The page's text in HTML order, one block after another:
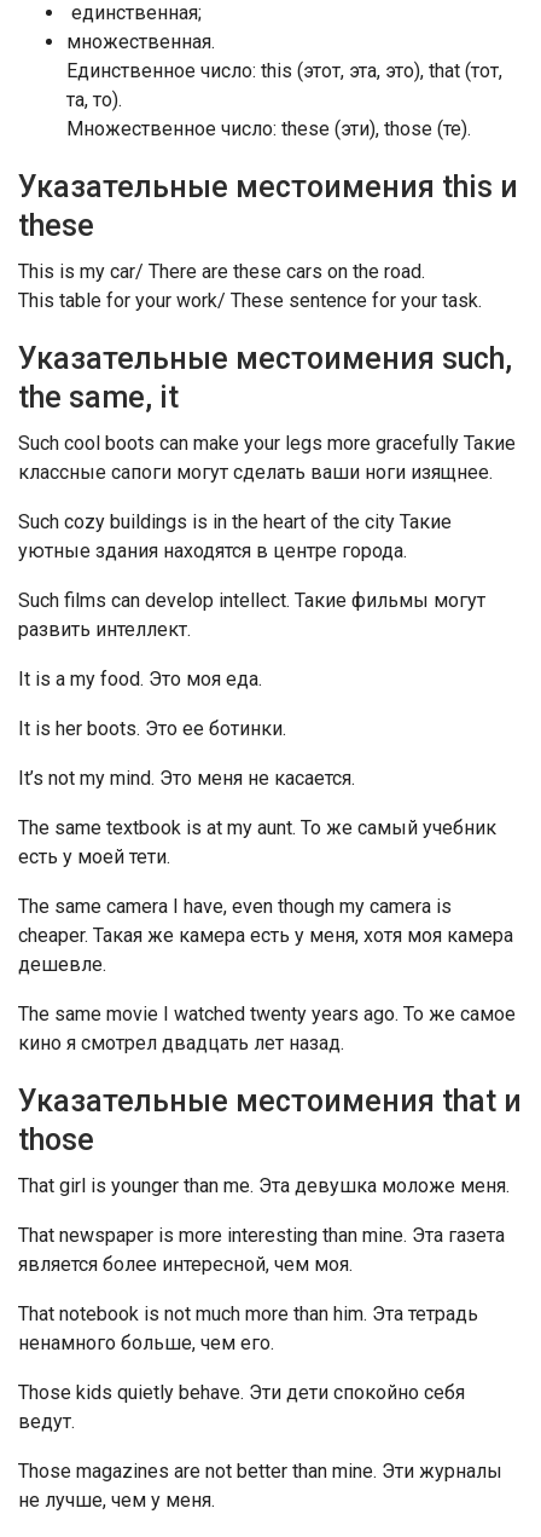
единственная;
множественная.
Единственное число: this (этот, эта, это), that (тот,
та, то).
Множественное число: these (эти), those (те).
Указательные местоимения this и
these
This is my car/ There are these cars on the road.
This table for your work/ These sentence for your task.
Указательные местоимения such,
the same, it
Such cool boots can make your legs more gracefully Такие
классные сапоги могут сделать ваши ноги изящнее.
Such cozy buildings is in the heart of the city Такие
уютные здания находятся в центре города.
Such films can develop intellect. Такие фильмы могут
развить интеллект.
It is a my food. Это моя еда.
It is her boots. Это ее ботинки.
It’s not my mind. Это меня не касается.
The same textbook is at my aunt. То же самый учебник
есть у моей тети.
The same camera I have, even though my camera is
cheaper. Такая же камера есть у меня, хотя моя камера
дешевле.
The same movie I watched twenty years ago. То же самое
кино я смотрел двадцать лет назад.
Указательные местоимения that и
those
That girl is younger than me. Эта девушка моложе меня.
That newspaper is more interesting than mine. Эта газета
является более интересной, чем моя.
That notebook is not much more than him. Эта тетрадь
ненамного больше, чем его.
Those kids quietly behave. Эти дети спокойно себя
ведут.
Those magazines are not better than mine. Эти журналы
не лучше, чем у меня.